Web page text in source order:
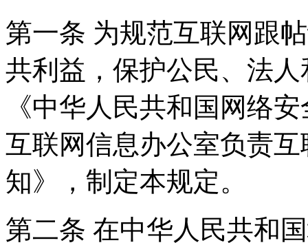
第一条 为规范互联网跟
共利益，保护公民、法
《中华人民共和国网络
互联网信息办公室负责
知》，制定本规定。
第二条 在中华人民共和